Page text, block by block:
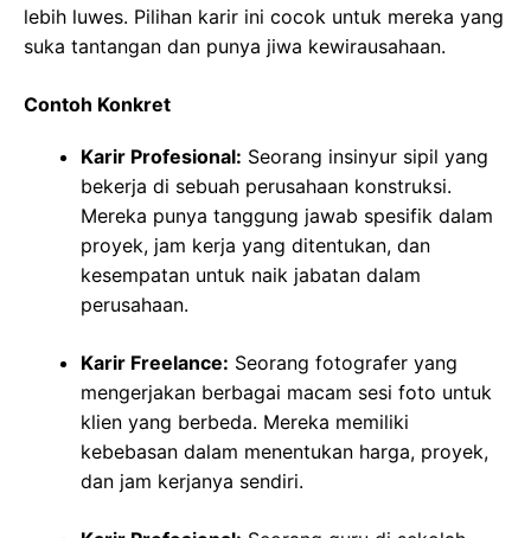
lebih luwes. Pilihan karir ini cocok untuk mereka yang
suka tantangan dan punya jiwa kewirausahaan.
Contoh Konkret
Karir Profesional: Seorang insinyur sipil yang
bekerja di sebuah perusahaan konstruksi.
Mereka punya tanggung jawab spesifik dalam
proyek, jam kerja yang ditentukan, dan
kesempatan untuk naik jabatan dalam
perusahaan.
Karir Freelance: Seorang fotografer yang
mengerjakan berbagai macam sesi foto untuk
klien yang berbeda. Mereka memiliki
kebebasan dalam menentukan harga, proyek,
dan jam kerjanya sendiri.